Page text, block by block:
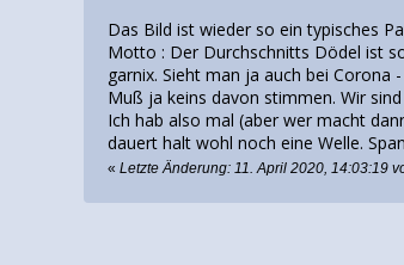
Das Bild ist wieder so ein typisches
Motto : Der Durchschnitts Dödel ist
garnix. Sieht man ja auch bei Corona
Muß ja keins davon stimmen. Wir
Ich hab also mal (aber wer macht
dauert halt wohl noch eine Welle.
«Letzte Änderung: 11. April 2020, 14:03:19